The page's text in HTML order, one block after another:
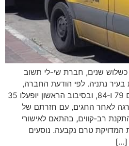
שנים, חברת שי-לי תשוב
בעיר נתניה. לפי הודעת החברה,
הקווים שישובו לפעילות הם 79 ו‑84, ובסיבוב הראשון יופעלו 35
לאחר החגים, עם חזרתם של
רב-קווים, בהתאם לאישורי
טרם נקבעה. נוסעים
[…]